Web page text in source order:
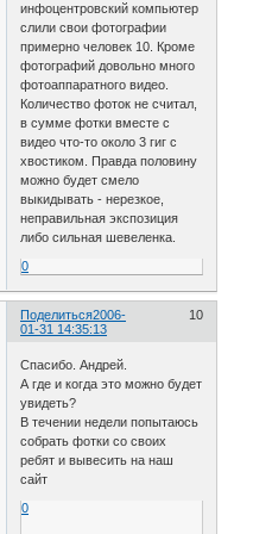
инфоцентровский компьютер
слили свои фотографии
примерно человек 10. Кроме
фотографий довольно много
фотоаппаратного видео.
Количество фоток не считал,
в сумме фотки вместе с
видео что-то около 3 гиг с
хвостиком. Правда половину
можно будет смело
выкидывать - нерезкое,
неправильная экспозиция
либо сильная шевеленка.
0
Поделиться 10
2006-
01-31 14:35:13
Спасибо. Андрей.
А где и когда это можно будет
увидеть?
В течении недели попытаюсь
собрать фотки со своих
ребят и вывесить на наш
сайт
0